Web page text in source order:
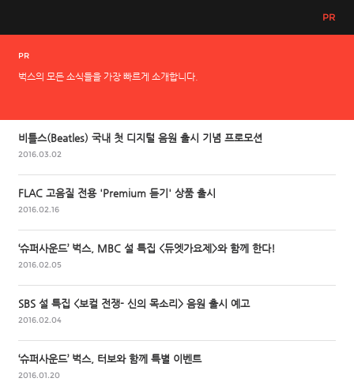
PR
PR
벅스의 모든 소식들을 가장 빠르게 소개합니다.
비틀스(Beatles) 국내 첫 디지털 음원 출시 기념 프로모션
2016.03.02
FLAC 고음질 전용 'Premium 듣기' 상품 출시
2016.02.16
‘슈퍼사운드’ 벅스, MBC 설 특집 <듀엣가요제>와 함께 한다!
2016.02.05
SBS 설 특집 <보컬 전쟁- 신의 목소리> 음원 출시 예고
2016.02.04
‘슈퍼사운드’ 벅스, 터보와 함께 특별 이벤트
2016.01.20